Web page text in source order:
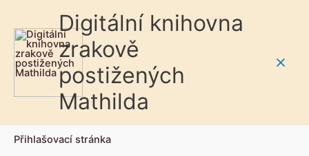
Digitální knihovna
zrakově
postižených
Mathilda
Přihlašovací stránka